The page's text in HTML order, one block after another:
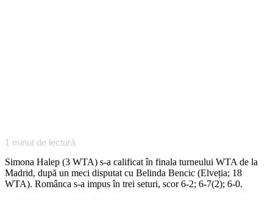
1 minut de lectură
Simona Halep (3 WTA) s-a calificat în finala turneului WTA de la
Madrid, după un meci disputat cu Belinda Bencic (Elveția; 18
WTA). Românca s-a impus în trei seturi, scor 6-2; 6-7(2); 6-0.